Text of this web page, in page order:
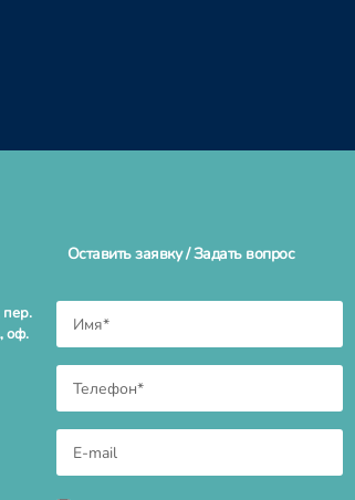
пер.
оф.
Оставить заявку / Задать вопрос